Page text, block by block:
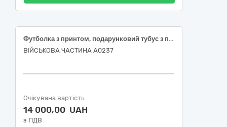
Футболка з принтом, подарунковий тубус з принтом 90/2026
ВІЙСЬКОВА ЧАСТИНА А0237
Очікувана вартість
14 000,00 UAH
з ПДВ